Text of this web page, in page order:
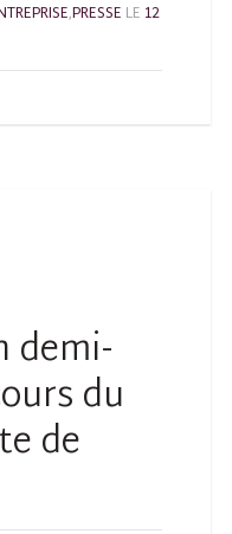
,PRESSE LE 12
demi-
du
de